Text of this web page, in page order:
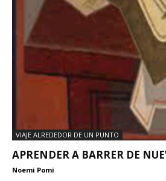
VIAJE ALREDEDOR DE UN PUNTO
APRENDER A BARRER DE
Noemi Pomi